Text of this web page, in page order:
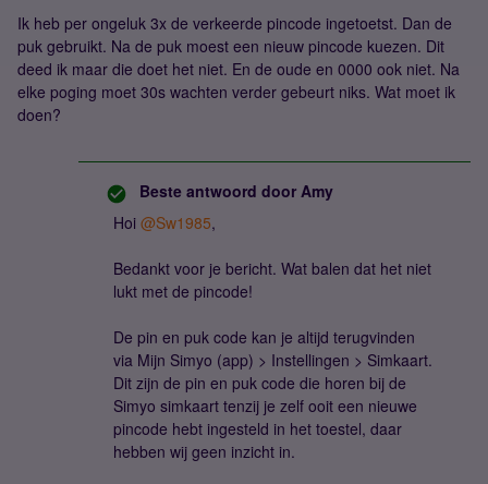
Ik heb per ongeluk 3x de verkeerde pincode ingetoetst. Dan de
puk gebruikt. Na de puk moest een nieuw pincode kuezen. Dit
deed ik maar die doet het niet. En de oude en 0000 ook niet. Na
elke poging moet 30s wachten verder gebeurt niks. Wat moet ik
doen?
Beste antwoord door Amy
Hoi @Sw1985,
Bedankt voor je bericht. Wat balen dat het niet
lukt met de pincode!
De pin en puk code kan je altijd terugvinden
via Mijn Simyo (app) > Instellingen > Simkaart.
Dit zijn de pin en puk code die horen bij de
Simyo simkaart tenzij je zelf ooit een nieuwe
pincode hebt ingesteld in het toestel, daar
hebben wij geen inzicht in.